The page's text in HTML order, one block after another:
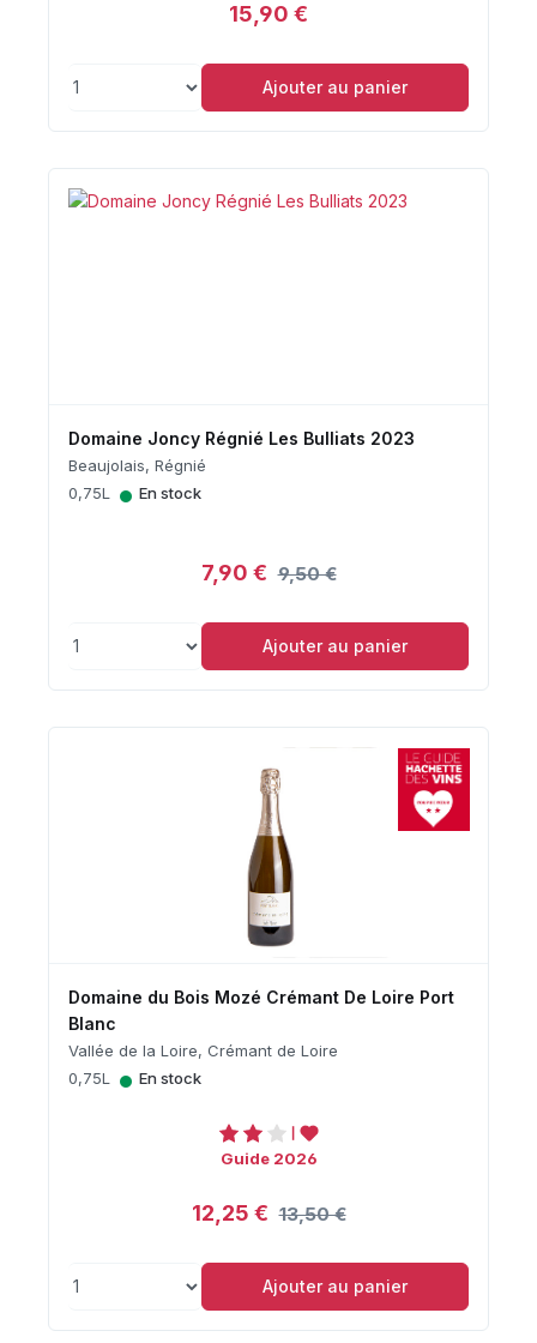
15,90 €
Ajouter au panier
Domaine Joncy Régnié Les Bulliats 2023
Beaujolais, Régnié
0,75L
• En stock
7,90 € 9,50 €
Ajouter au panier
Domaine du Bois Mozé Crémant De Loire Port
Blanc
Vallée de la Loire, Crémant de Loire
0,75L
• En stock
Guide 2026
12,25 € 13,50 €
Ajouter au panier